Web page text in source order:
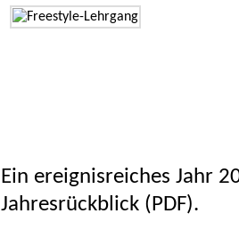
Ein ereignisreiches Jahr
Jahresrückblick (PDF).